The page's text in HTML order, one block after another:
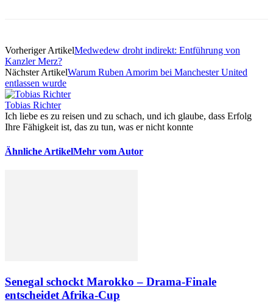
Vorheriger ArtikelMedwedew droht indirekt: Entführung von
Kanzler Merz?
Nächster ArtikelWarum Ruben Amorim bei Manchester United
entlassen wurde
Tobias Richter
Ich liebe es zu reisen und zu schach, und ich glaube, dass Erfolg
Ihre Fähigkeit ist, das zu tun, was er nicht konnte
Ähnliche ArtikelMehr vom Autor
Senegal schockt Marokko – Drama-Finale
entscheidet Afrika-Cup